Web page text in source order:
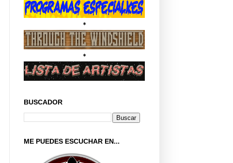
*
*
BUSCADOR
ME PUEDES ESCUCHAR EN...